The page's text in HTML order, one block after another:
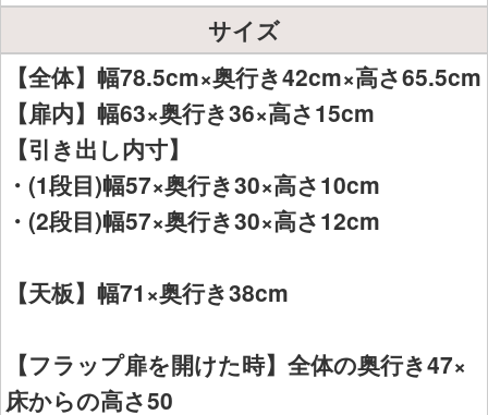
サイズ
【全体】幅78.5cm×奥行き42cm×高さ65.5cm
【扉内】幅63×奥行き36×高さ15cm
【引き出し内寸】
・(1段目)幅57×奥行き30×高さ10cm
・(2段目)幅57×奥行き30×高さ12cm
【天板】幅71×奥行き38cm
【フラップ扉を開けた時】全体の奥行き47×
床からの高さ50